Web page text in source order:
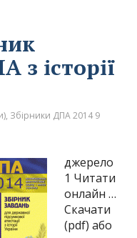
з історії
, Збірники ДПА 2014 9
джерело
1 Читати
онлайн …
Скачати
(pdf) або